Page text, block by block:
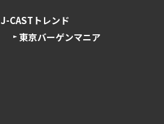
J-CASTトレンド
東京バーゲンマニア